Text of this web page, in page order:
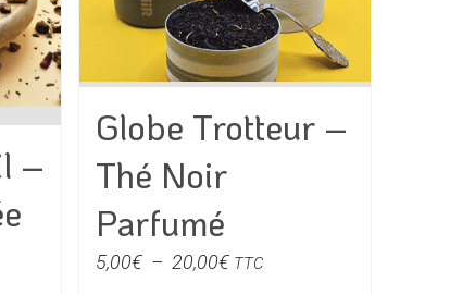
–
Globe Trotteur –
Thé Noir
Parfumé
5,00€ – 20,00€Plage
TTC